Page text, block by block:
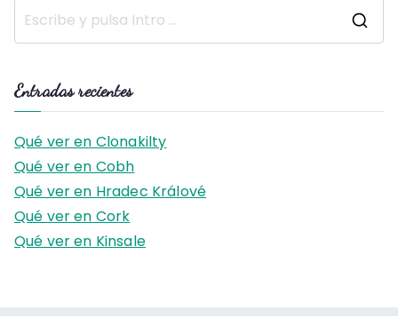
Entradas recientes
Qué ver en Clonakilty
Qué ver en Cobh
Qué ver en Hradec Králové
Qué ver en Cork
Qué ver en Kinsale